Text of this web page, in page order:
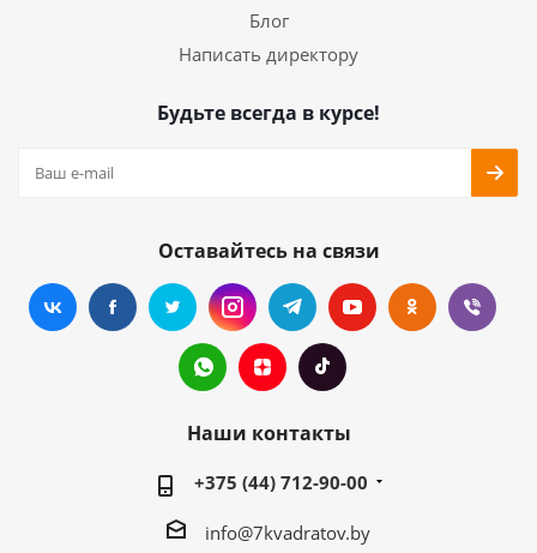
Блог
Написать директору
Будьте всегда в курсе!
Оставайтесь на связи
Наши контакты
+375 (44) 712-90-00
info@7kvadratov.by